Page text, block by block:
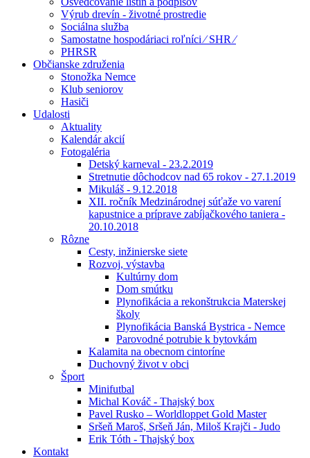
Výrub drevín - životné prostredie
Sociálna služba
Samostatne hospodáriaci roľníci ⁄ SHR ⁄
PHRSR
Občianske združenia
Stonožka Nemce
Klub seniorov
Hasiči
Udalosti
Aktuality
Kalendár akcií
Fotogaléria
Detský karneval - 23.2.2019
Stretnutie dôchodcov nad 65 rokov - 27.1.2019
Mikuláš - 9.12.2018
XII. ročník Medzinárodnej súťaže vo varení
kapustnice a príprave zabíjačkového taniera -
20.10.2018
Rôzne
Cesty, inžinierske siete
Rozvoj, výstavba
Kultúrny dom
Dom smútku
Plynofikácia a rekonštrukcia Materskej
školy
Plynofikácia Banská Bystrica - Nemce
Parovodné potrubie k bytovkám
Kalamita na obecnom cintoríne
Duchovný život v obci
Šport
Minifutbal
Michal Kováč - Thajský box
Pavel Rusko – Worldloppet Gold Master
Sršeň Maroš, Sršeň Ján, Miloš Krajči - Judo
Erik Tóth - Thajský box
Kontakt